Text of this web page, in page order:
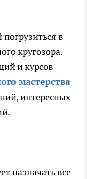
погрузиться в
кругозора.
и курсов
мастерства
интересных
назначать все